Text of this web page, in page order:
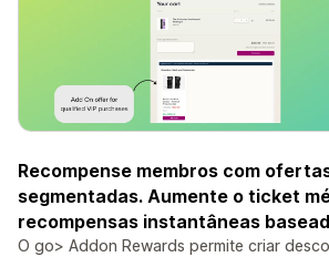
Recompense membros com
segmentadas. Aumente o ticket
recompensas instantâneas
O go> Addon Rewards permite criar